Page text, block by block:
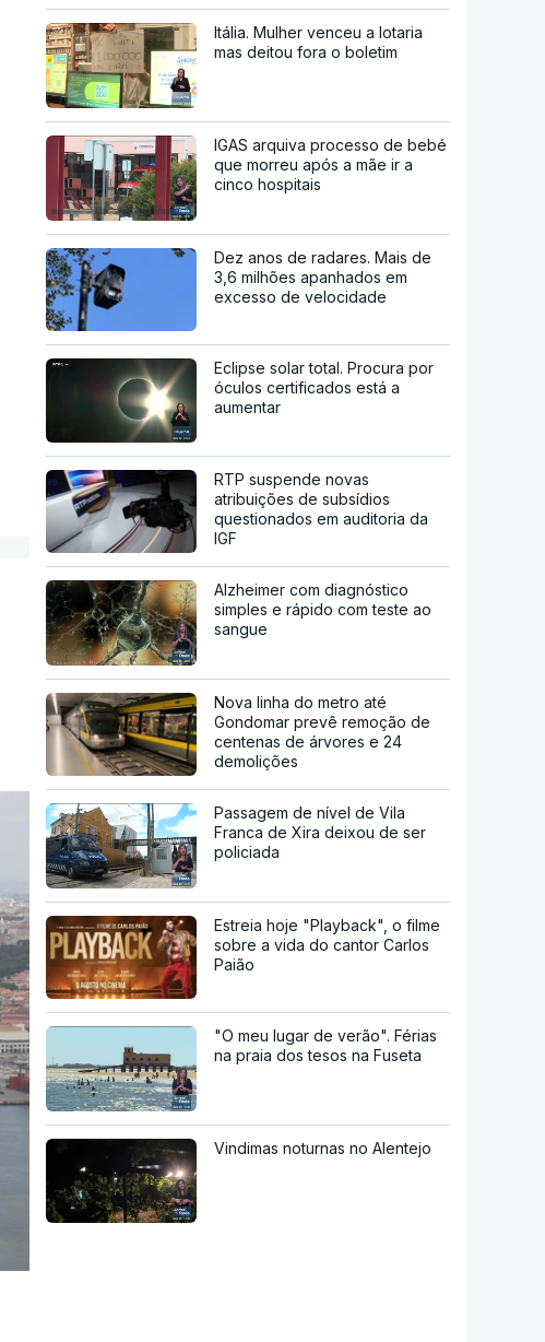
Itália. Mulher venceu a lotaria
mas deitou fora o boletim
IGAS arquiva processo de bebé
que morreu após a mãe ir a
cinco hospitais
Dez anos de radares. Mais de
3,6 milhões apanhados em
excesso de velocidade
Eclipse solar total. Procura por
óculos certificados está a
aumentar
RTP suspende novas
atribuições de subsídios
questionados em auditoria da
IGF
Alzheimer com diagnóstico
simples e rápido com teste ao
sangue
Nova linha do metro até
Gondomar prevê remoção de
centenas de árvores e 24
demolições
Passagem de nível de Vila
Franca de Xira deixou de ser
policiada
Estreia hoje "Playback", o filme
sobre a vida do cantor Carlos
Paião
"O meu lugar de verão". Férias
na praia dos tesos na Fuseta
Vindimas noturnas no Alentejo